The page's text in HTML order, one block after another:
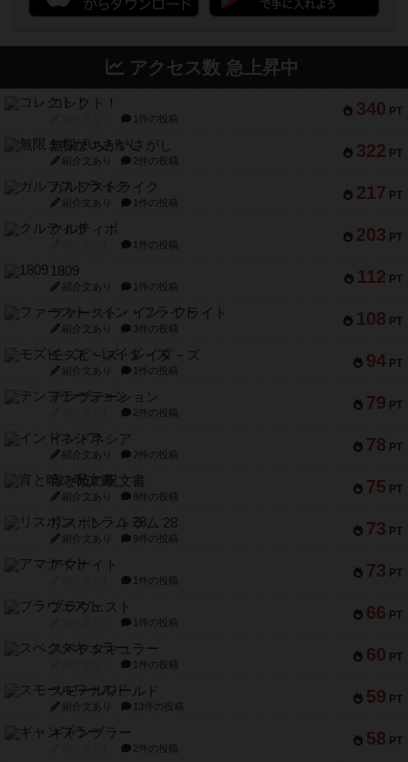
アクセス数 急上昇中
340 PT
コレクト！
1件の投稿
322 PT
無限まちがいさがし
紹介文あり 2件の投稿
217 PT
ガルフストライク
紹介文あり 1件の投稿
203 PT
クルティボ
1件の投稿
112 PT
1809
紹介文あり 1件の投稿
108 PT
ファースト・イン・フライト
紹介文あり 3件の投稿
94 PT
モズビ－ズ・レイダ－ズ
紹介文あり 1件の投稿
79 PT
テンプテーション
2件の投稿
78 PT
インドネシア
紹介文あり 2件の投稿
75 PT
宵と暁の呪文書
紹介文あり 8件の投稿
73 PT
リスボン・トラム 28
紹介文あり 9件の投稿
73 PT
アマナイト
1件の投稿
66 PT
ブラヴェスト
1件の投稿
60 PT
スペクタキュラー
1件の投稿
59 PT
スモールワールド
紹介文あり 13件の投稿
58 PT
ギャンブラー
2件の投稿